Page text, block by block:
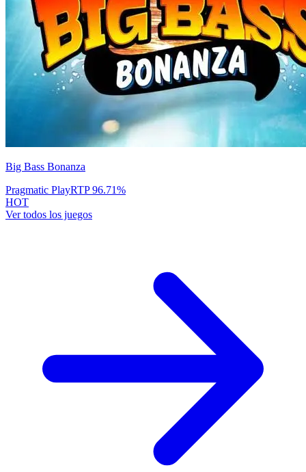
Big Bass Bonanza
Pragmatic PlayRTP96.71%
HOT
Ver todos los juegos